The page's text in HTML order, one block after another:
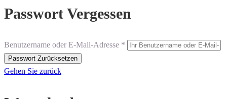
Passwort Vergessen
Benutzername oder E-Mail-Adresse *
Gehen Sie zurück